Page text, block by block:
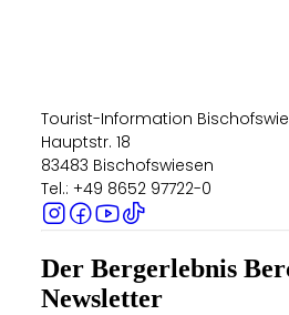
Tourist-Information
Hauptstr. 18
83483 Bischofswiesen
Tel.: +49 8652 97722-0
Der Bergerlebnis
Newsletter